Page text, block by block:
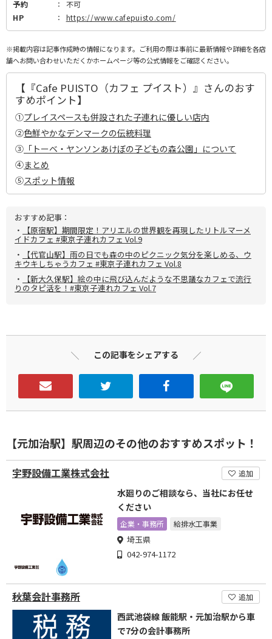
予約
：
不可
HP
： https://www.cafepuisto.com/
※掲載内容は記事作成時の情報になります。ご利用の際は事前に最新情報や詳細を各店
舗へお問い合わせいただくかホームページ等の公式情報をご確認ください。
【『Cafe PUISTO（カフェ プイスト）』さんのおす
すめポイント】
①プレイスペースも併設された子連れに優しい店内
②色鮮やかなデンマークの伝統料理
③ 「トーベ・ヤンソンあけぼの子どもの森公園」について
④まとめ
⑤スポット情報
おすすめ記事：
・
【原宿駅】期間限定！アリエルの世界観を再現したリトルマーメ
イドカフェ #東京子連れカフェ Vol.9
・
【代官山駅】雨の日でも森の中のピクニック気分を楽しめる、ウ
キウキしちゃうカフェ #東京子連れカフェ Vol.8
・
【新大久保駅】絵の中に飛び込んだような不思議なカフェで流行
りのタピ活を！#東京子連れカフェ Vol.7
この記事をシェアする
【元加治駅】駅周辺のその他のおすすめスポット！
宇野設備工業株式会社 追加
水廻りのご相談なら、当社にお任せ
ください
企業・事務所 給排水工事業
埼玉県
042-974-1172
秋葉会計事務所 追加
西武池袋線 飯能駅・元加治駅から車
で7分の会計事務所